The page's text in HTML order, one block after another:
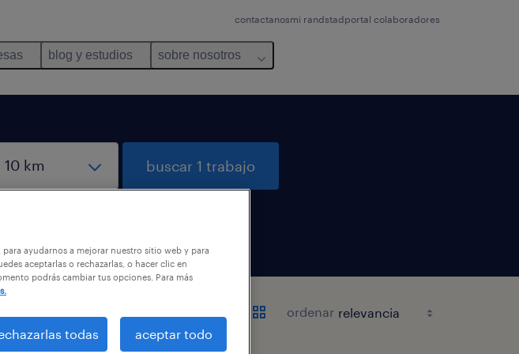
contactanosmi randstadportal colaboradores
blog y estudios sobre nosotros
buscar 1 trabajo
ordenar
ayudarnos a mejorar nuestro sitio web y para
aceptarlas o rechazarlas, o hacer clic en
podrás cambiar tus opciones. Para más
todas aceptar todo